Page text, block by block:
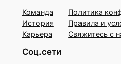
Команда
История
Карьера
Политика
Правила и
Свяжитесь с
Соц.сети